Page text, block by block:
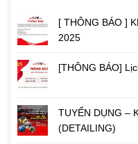
[ THÔNG BÁO ]
2025
[THÔNG BÁO]
TUYỂN DỤNG –
(DETAILING)